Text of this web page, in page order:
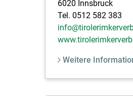
6020 Innsbruck
Tel. 0512 582 383
Weitere